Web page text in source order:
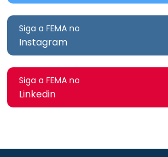
Siga a FEMA no
Instagram
Siga a FEMA no
Linkedin